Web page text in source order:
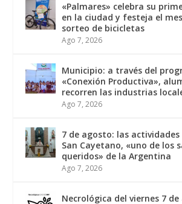
«Palmares» celebra su
en la ciudad y festeja el
sorteo de bicicletas
Ago 7, 2026
Municipio: a través del
«Conexión Productiva»,
recorren las industrias
Ago 7, 2026
7 de agosto: las actividades
San Cayetano, «uno de los
queridos» de la Argentina
Ago 7, 2026
Necrológica del viernes 7